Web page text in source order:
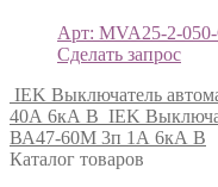
Арт: MVA25-2-
Сделать запрос
IEK Выключатель
40А 6кА B IEK
ВА47-60M 3п 1А 6кА B
Каталог товаров